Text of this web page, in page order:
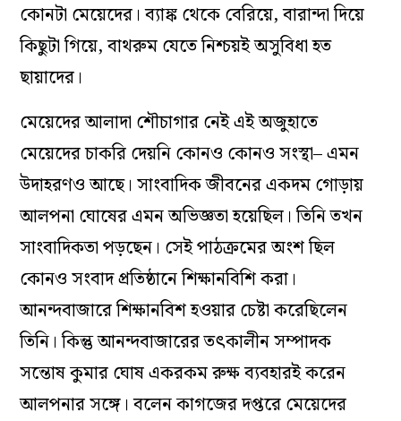
কোনটা মেয়েদের। ব্যাঙ্ক থেকে বেরিয়ে, বারান্দা দিয়ে
কিছুটা গিয়ে, বাথরুম যেতে নিশ্চয়ই অসুবিধা হত
ছায়াদের।
মেয়েদের আলাদা শৌচাগার নেই এই অজুহাতে
মেয়েদের চাকরি দেয়নি কোনও কোনও সংস্থা– এমন
উদাহরণও আছে। সাংবাদিক জীবনের একদম গোড়ায়
আলপনা ঘোষের এমন অভিজ্ঞতা হয়েছিল। তিনি তখন
সাংবাদিকতা পড়ছেন। সেই পাঠক্রমের অংশ ছিল
কোনও সংবাদ প্রতিষ্ঠানে শিক্ষানবিশি করা।
আনন্দবাজারে শিক্ষানবিশ হওয়ার চেষ্টা করেছিলেন
তিনি। কিন্তু আনন্দবাজারের তৎকালীন সম্পাদক
সন্তোষ কুমার ঘোষ একরকম রুক্ষ ব্যবহারই করেন
আলপনার সঙ্গে। বলেন কাগজের দপ্তরে মেয়েদের